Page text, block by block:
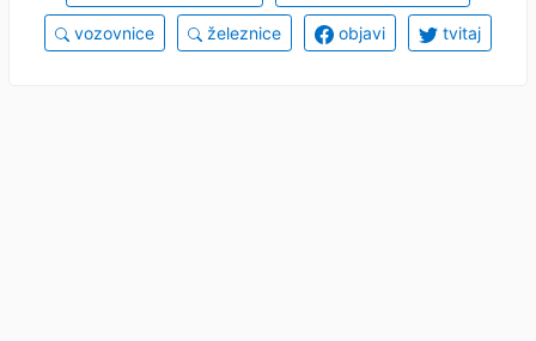
vozovnice železnice objavi tvitaj